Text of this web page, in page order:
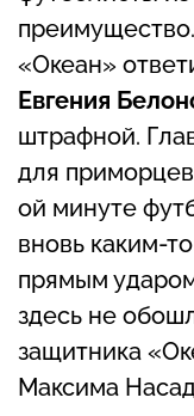
«Океан»
Евгения
штрафной.
для
ой минуте
вновь каким-
прямым
здесь не
защитника
Максима